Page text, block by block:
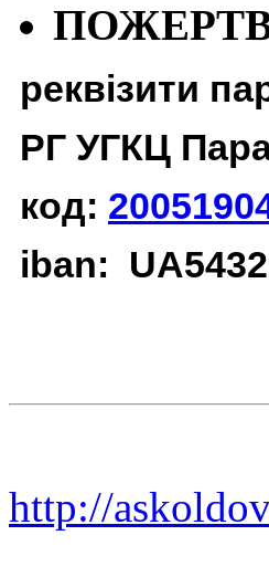
реквізити
РГ УГКЦ
код:
iban:
http://